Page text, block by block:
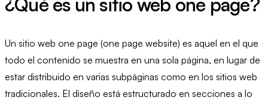
Un sitio web one page (one page website) es aquel en el que
todo el contenido se muestra en una sola página, en lugar de
estar distribuido en varias subpáginas como en los sitios web
tradicionales. El diseño está estructurado en secciones a lo